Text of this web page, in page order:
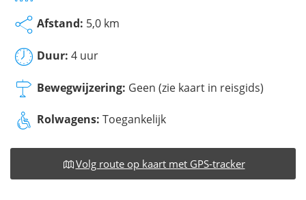
Afstand: 5,0 km
Duur: 4 uur
Bewegwijzering: Geen (zie kaart in reisgids)
Rolwagens: Toegankelijk
Volg route op kaart met GPS-tracker